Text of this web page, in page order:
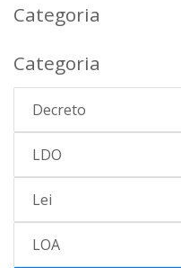
Categoria
Categoria
Decreto
LDO
Lei
LOA